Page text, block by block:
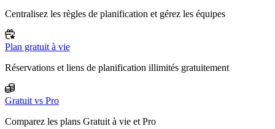
Centralisez les règles de planification et gérez les équipes
Plan gratuit à vie
Réservations et liens de planification illimités gratuitement
Gratuit vs Pro
Comparez les plans Gratuit à vie et Pro